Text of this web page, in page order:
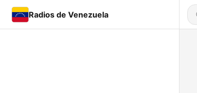
Radios de Venezuela